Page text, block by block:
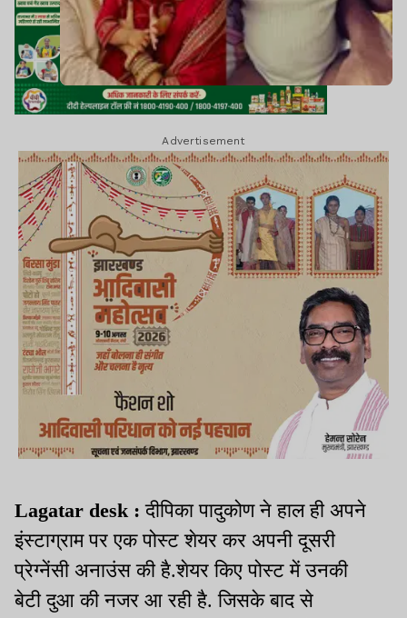
Advertisement
Lagatar desk : दीपिका पादुकोण ने हाल ही अपने
इंस्टाग्राम पर एक पोस्ट शेयर कर अपनी दूसरी
प्रेग्नेंसी अनाउंस की है.शेयर किए पोस्ट में उनकी
बेटी दुआ की नजर आ रही है. जिसके बाद से